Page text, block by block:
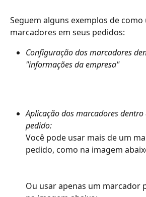
Seguem alguns exemplos de
marcadores em seus pedidos:
Configuração dos marcadores
"informações da empresa"
Aplicação dos marcadores
pedido:
Você pode usar mais de um
pedido, como na imagem
Ou usar apenas um marcador